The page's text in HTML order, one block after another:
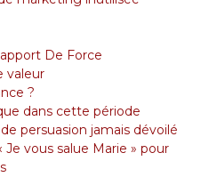
De Force
valeur
?
dans cette période
persuasion jamais dévoilé
vous salue Marie » pour